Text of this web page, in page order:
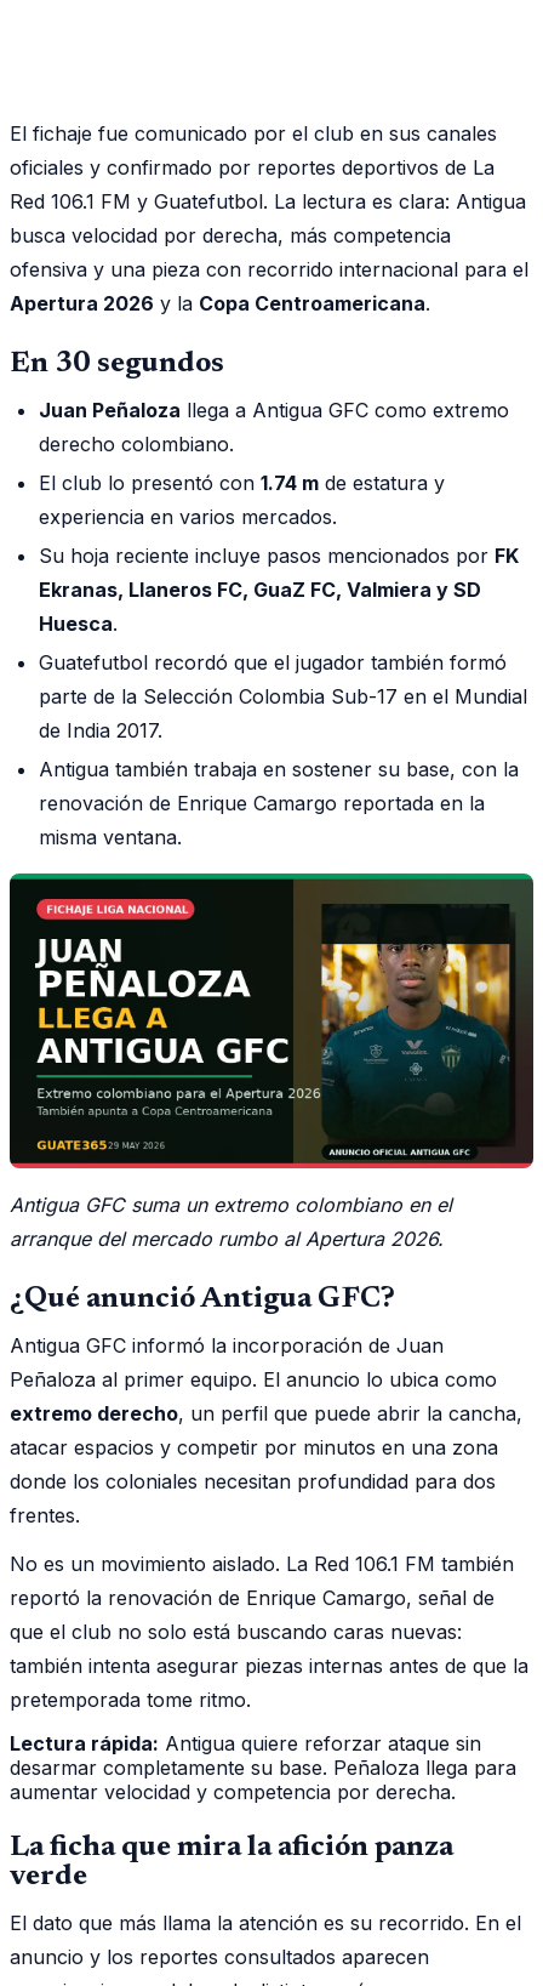
El fichaje fue comunicado por el club en sus canales
oficiales y confirmado por reportes deportivos de La
Red 106.1 FM y Guatefutbol. La lectura es clara: Antigua
busca velocidad por derecha, más competencia
ofensiva y una pieza con recorrido internacional para el
Apertura 2026 y la Copa Centroamericana.
En 30 segundos
Juan Peñaloza llega a Antigua GFC como extremo
derecho colombiano.
El club lo presentó con 1.74 m de estatura y
experiencia en varios mercados.
Su hoja reciente incluye pasos mencionados por FK
Ekranas, Llaneros FC, GuaZ FC, Valmiera y SD
Huesca.
Guatefutbol recordó que el jugador también formó
parte de la Selección Colombia Sub-17 en el Mundial
de India 2017.
Antigua también trabaja en sostener su base, con la
renovación de Enrique Camargo reportada en la
misma ventana.
Antigua GFC suma un extremo colombiano en el
arranque del mercado rumbo al Apertura 2026.
¿Qué anunció Antigua GFC?
Antigua GFC informó la incorporación de Juan
Peñaloza al primer equipo. El anuncio lo ubica como
extremo derecho, un perfil que puede abrir la cancha,
atacar espacios y competir por minutos en una zona
donde los coloniales necesitan profundidad para dos
frentes.
No es un movimiento aislado. La Red 106.1 FM también
reportó la renovación de Enrique Camargo, señal de
que el club no solo está buscando caras nuevas:
también intenta asegurar piezas internas antes de que la
pretemporada tome ritmo.
Lectura rápida: Antigua quiere reforzar ataque sin
desarmar completamente su base. Peñaloza llega para
aumentar velocidad y competencia por derecha.
La ficha que mira la afición panza
verde
El dato que más llama la atención es su recorrido. En el
anuncio y los reportes consultados aparecen